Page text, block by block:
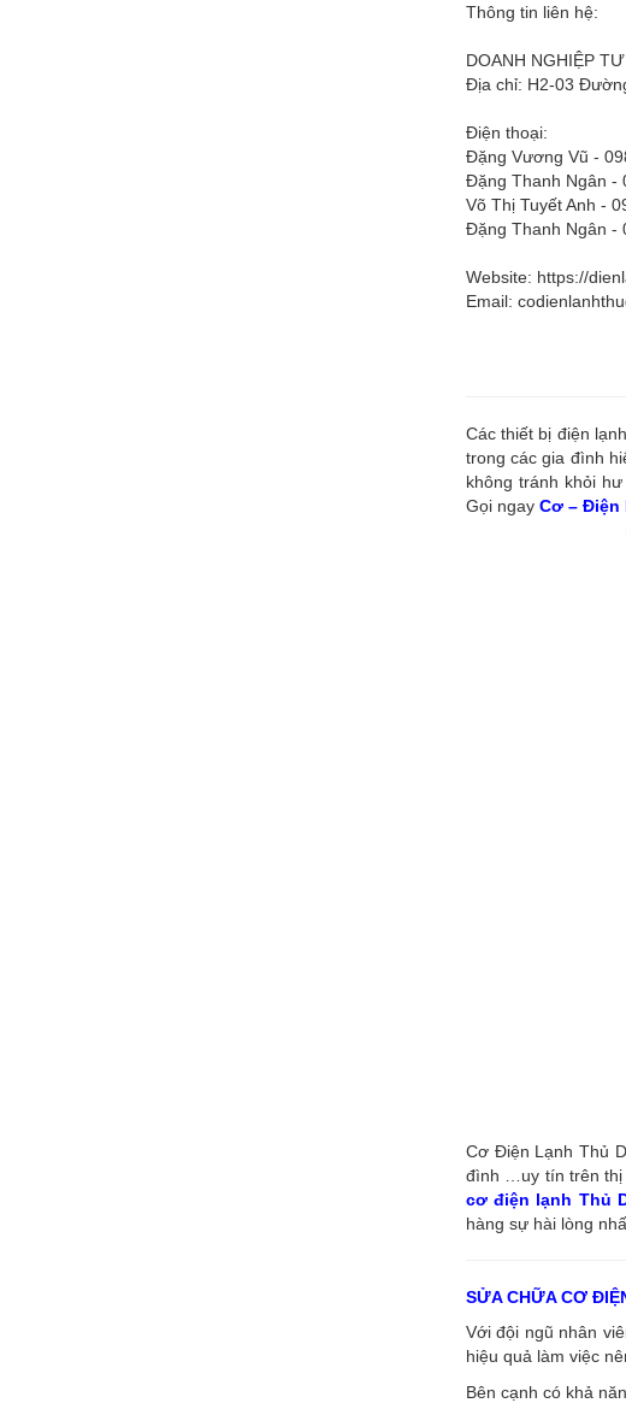
Thông tin liên hệ:
DOANH NGHIỆP
Địa chỉ: H2-03
Điện thoại:
Đặng Vương Vũ -
Đặng Thanh Ngân -
Võ Thị Tuyết Anh -
Đặng Thanh Ngân -
Website: https://
Email:
Các thiết bị điện
trong các gia đình
không tránh khỏi
Gọi ngay Cơ – Điện
Cơ Điện Lạnh Thủ
đình …uy tín trên thị
cơ điện lạnh Thủ
hàng sự hài lòng
SỬA CHỮA CƠ
Với đội ngũ nhân
hiệu quả làm việc
Bên cạnh có khả